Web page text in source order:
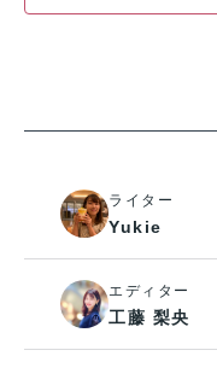
ライター
Yukie
エディター
工藤 梨央